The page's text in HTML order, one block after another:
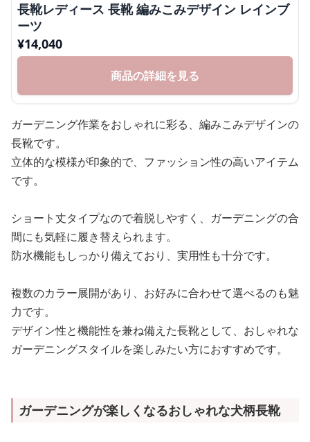
長靴レディース 長靴 編みこみデザイン レインブ
ーツ
¥14,040
商品の詳細を見る
ガーデニング作業をおしゃれに彩る、編みこみデザインの
長靴です。
立体的な模様が印象的で、ファッション性の高いアイテム
です。
ショート丈タイプなので着脱しやすく、ガーデニングの合
間にも気軽に履き替えられます。
防水機能もしっかり備えており、実用性も十分です。
複数のカラー展開があり、お好みに合わせて選べるのも魅
力です。
デザイン性と機能性を兼ね備えた長靴として、おしゃれな
ガーデニングスタイルを楽しみたい方におすすめです。
ガーデニングが楽しくなるおしゃれな犬柄長靴